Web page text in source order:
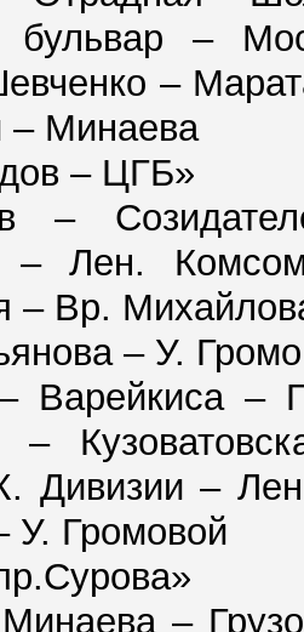
бульвар –
–
Минаева
– ЦГБ»
–
– Лен.
– Вр.
– У.
Варейкиса –
–
Дивизии –
У. Громовой
–